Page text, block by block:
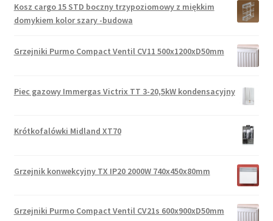
Kosz cargo 15 STD boczny trzypoziomowy z miękkim
domykiem kolor szary -budowa
Grzejniki Purmo Compact Ventil CV11 500x1200xD50mm
Piec gazowy Immergas Victrix TT 3-20,5kW kondensacyjny
Krótkofalówki Midland XT70
Grzejnik konwekcyjny TX IP20 2000W 740x450x80mm
Grzejniki Purmo Compact Ventil CV21s 600x900xD50mm